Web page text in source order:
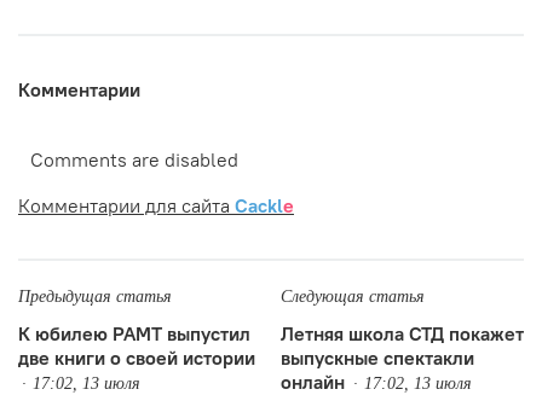
Комментарии
Comments are disabled
Комментарии для сайта Cackle
Предыдущая статья
К юбилею РАМТ выпустил
две книги о своей истории
17:02, 13 июля
Следующая статья
Летняя школа СТД покажет
выпускные спектакли
онлайн
17:02, 13 июля